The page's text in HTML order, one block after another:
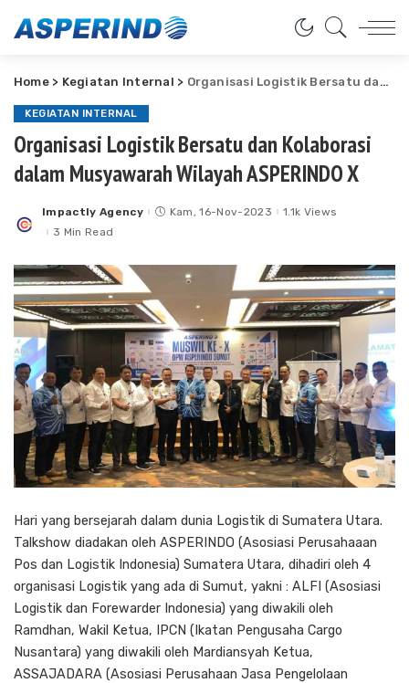
Home> Kegiatan Internal > Organisasi Logistik Bersatu dan Kolaborasi dalam Musyawarah Wilayah ASPERINDO X
KEGIATAN INTERNAL
Organisasi Logistik Bersatu dan Kolaborasi
dalam Musyawarah Wilayah ASPERINDO X
Posted
by
Impactly Agency Kam, 16-Nov-2023
1.1k Views
3 Min Read
Hari yang bersejarah dalam dunia Logistik di Sumatera Utara.
Talkshow diadakan oleh ASPERINDO (Asosiasi Perusahaaan
Pos dan Logistik Indonesia) Sumatera Utara, dihadiri oleh 4
organisasi Logistik yang ada di Sumut, yakni : ALFI (Asosiasi
Logistik dan Forewarder Indonesia) yang diwakili oleh
Ramdhan, Wakil Ketua, IPCN (Ikatan Pengusaha Cargo
Nusantara) yang diwakili oleh Mardiansyah Ketua,
ASSAJADARA (Asosiasi Perusahaan Jasa Pengelolaan